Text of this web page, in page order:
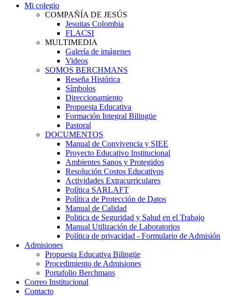
Mi colegio
COMPAÑÍA DE JESÚS
Jesuitas Colombia
FLACSI
MULTIMEDIA
Galería de imágenes
Videos
SOMOS BERCHMANS
Reseña Histórica
Símbolos
Direccionamiento
Propuesta Educativa
Formación Integral Bilingüe
Pastoral
DOCUMENTOS
Manual de Convivencia y SIEE
Proyecto Educativo Institucional
Ambientes Sanos y Protegidos
Resolución Costos Educativos
Actividades Extracurriculares
Política SARLAFT
Política de Protección de Datos
Manual de Calidad
Politica de Seguridad y Salud en el Trabajo
Manual Utilización de Laboratorios
Política de privacidad - Formulario de Admisión
Admisiones
Propuesta Educativa Bilingüe
Procedimiento de Admisiones
Portafolio Berchmans
Correo Institucional
Contacto